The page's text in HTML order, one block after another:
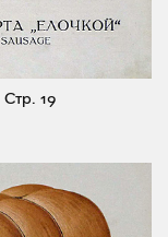
Стр. 19